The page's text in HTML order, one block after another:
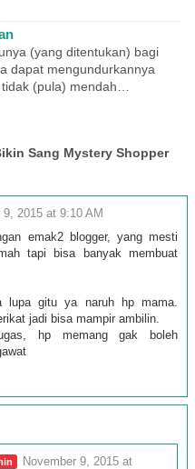
(yang ditentukan) bagi
dapat mengundurkannya
(pula) mendah…
Sang Mystery Shopper
9, 2015 at 9:10 AM
emak2 blogger, yang mesti
tapi bisa banyak membuat
lupa gitu ya naruh hp mama.
jadi bisa mampir ambilin.
hp memang gak boleh
November 9, 2015 at